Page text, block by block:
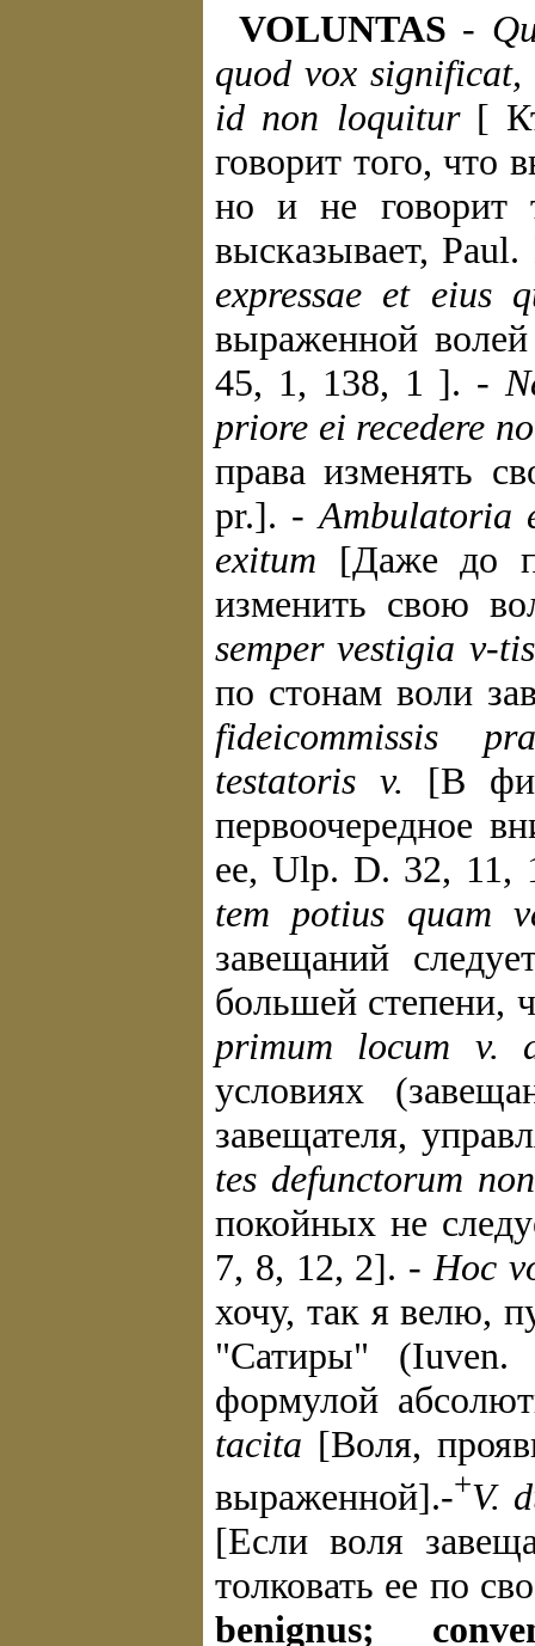
VOLUNTAS -
quod vox
id non loquitur[
говорит того, что
но и не говорит
высказывает,
expressae et eius
выраженной
45, 1, 138, 1 ]. -
priore ei recedere
права изменять
pr.]. -Ambulatoria
exitum [Даже до
изменить свою
semper vestigia v-
по стонам воли
fideicommissis
testatoris v. [В
первоочередное
ее, Ulp. D. 32,
tem potius quam
завещаний
большей степени,
primum locum v.
условиях
завещателя,
tes defunctorum
покойных не
7, 8, 12, 2]. -Нос
хочу, так я велю,
"Сатиры"
формулой
tacita [Воля,
выраженной].-+V.
[Если воля
толковать ее по
benignus;